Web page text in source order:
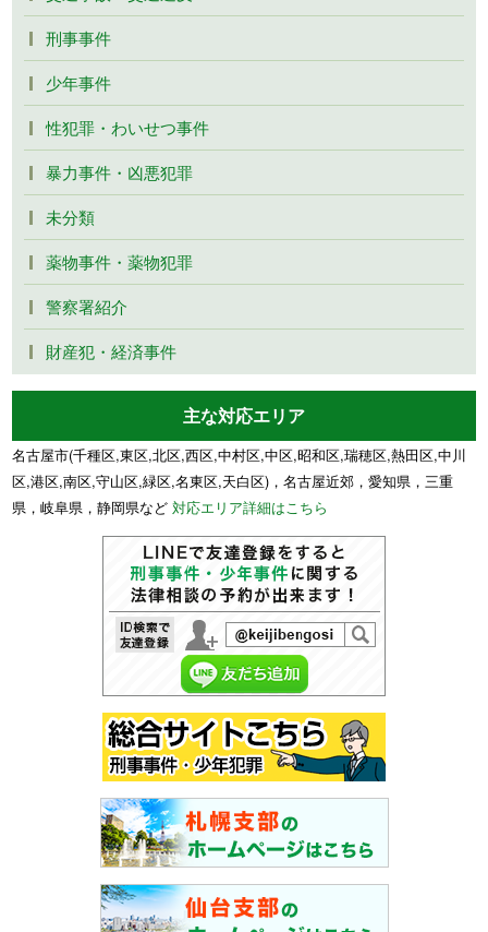
刑事事件
少年事件
性犯罪・わいせつ事件
暴力事件・凶悪犯罪
未分類
薬物事件・薬物犯罪
警察署紹介
財産犯・経済事件
主な対応エリア
名古屋市(千種区,東区,北区,西区,中村区,中区,昭和区,瑞穂区,熱田区,中川
区,港区,南区,守山区,緑区,名東区,天白区)，名古屋近郊，愛知県，三重
県，岐阜県，静岡県など対応エリア詳細はこちら